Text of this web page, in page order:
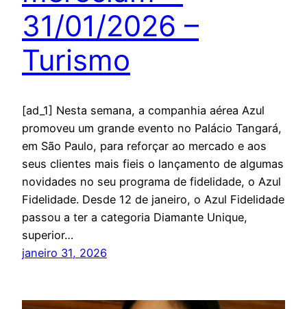
31/01/2026 –
Turismo
[ad_1] Nesta semana, a companhia aérea Azul
promoveu um grande evento no Palácio Tangará,
em São Paulo, para reforçar ao mercado e aos
seus clientes mais fieis o lançamento de algumas
novidades no seu programa de fidelidade, o Azul
Fidelidade. Desde 12 de janeiro, o Azul Fidelidade
passou a ter a categoria Diamante Unique,
superior…
janeiro 31, 2026